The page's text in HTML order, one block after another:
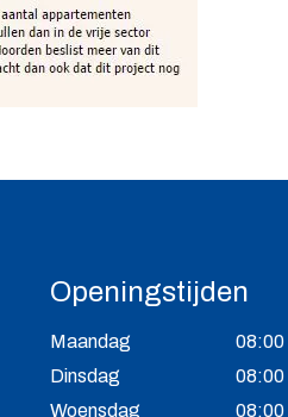
Openingstijden
Maandag
08:00
Dinsdag
08:00
Woensdag
08:00